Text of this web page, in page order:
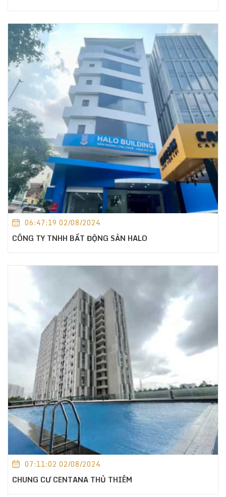
06:47:19 02/08/2024
CÔNG TY TNHH BẤT ĐỘNG SẢN HALO
07:11:02 02/08/2024
CHUNG CƯ CENTANA THỦ THIÊM